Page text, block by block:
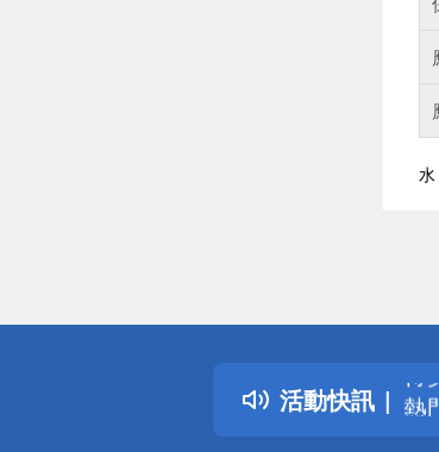
水
活動快訊
詐
得
熱
銀